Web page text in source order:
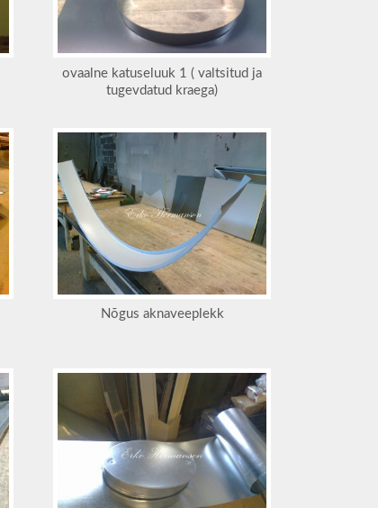
ovaalne katuseluuk 1 ( valtsitud ja
tugevdatud kraega)
Nõgus aknaveeplekk